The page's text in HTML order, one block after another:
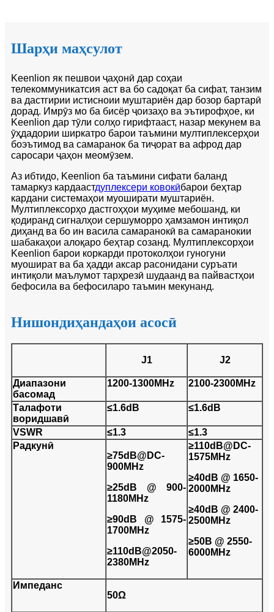
Шарҳи маҳсулот
Keenlion як пешвои ҷаҳонӣ дар соҳаи
телекоммуникатсия аст ва бо садоқат ба сифат, танзим
ва дастгирии истисноии муштариён дар бозор бартарӣ
дорад. Имрӯз мо ба бисёр ҷоизаҳо ва эътирофҳое, ки
Keenlion дар тӯли солҳо гирифтааст, назар мекунем ва
ӯҳдадории ширкатро барои таъмини мултиплексерҳои
боэътимод ва самаранок ба тиҷорат ва афрод дар
саросари ҷаҳон меомӯзем.
Аз ибтидо, Keenlion ба таъмини сифати баланд
тамаркуз кардаастдуплексери ковокӣбарои беҳтар
кардани системаҳои муоширати муштариён.
Мултиплексорҳо дастгоҳҳои муҳиме мебошанд, ки
қодиранд сигналҳои сершуморро ҳамзамон интиқол
диҳанд ва бо ин васила самаранокӣ ва самаранокии
шабакаҳои алоқаро беҳтар созанд. Мултиплексорҳои
Keenlion барои коркарди протоколҳои гуногуни
муошират ва ба ҳадди аксар расонидани суръати
интиқоли маълумот тарҳрезӣ шудаанд ва пайвастҳои
бефосила ва бефосиларо таъмин мекунанд.
Нишондиҳандаҳои асосӣ
J1 J2
Диапазони
басомад
1200-1300MHz 2100-2300MHz
Талафоти
воридшавӣ
≤1.6dB ≤1.6dB
VSWR ≤1.3
≤1.3
Радкунӣ
≥75dB@DC-
900MHz
≥25dB ​​@ 900-
1180MHz
≥90dB @ 1575-
1700MHz
≥110dB@2050-
2380MHz
≥110dB@DC-
1575MHz
≥40dB @ 1650-
2000MHz
≥40dB @ 2400-
2500MHz
≥50B @ 2550-
6000MHz
Импеданс
50Ω